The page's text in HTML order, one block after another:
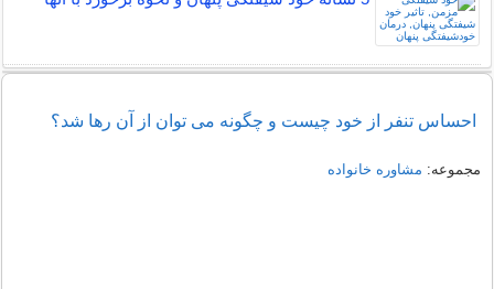
احساس تنفر از خود چیست و چگونه می توان از آن رها شد؟
مجموعه: مشاوره خانواده